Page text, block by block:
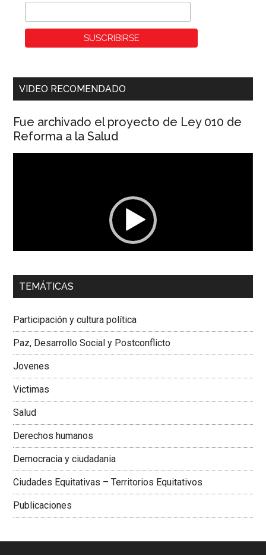
VIDEO RECOMENDADO
Fue archivado el proyecto de Ley 010 de
Reforma a la Salud
00:00 01:04
Colombiana
TEMÁTICAS
Participación y cultura política
Paz, Desarrollo Social y Postconflicto
Jovenes
Victimas
Salud
Derechos humanos
Democracia y ciudadania
Ciudades Equitativas – Territorios Equitativos
Publicaciones